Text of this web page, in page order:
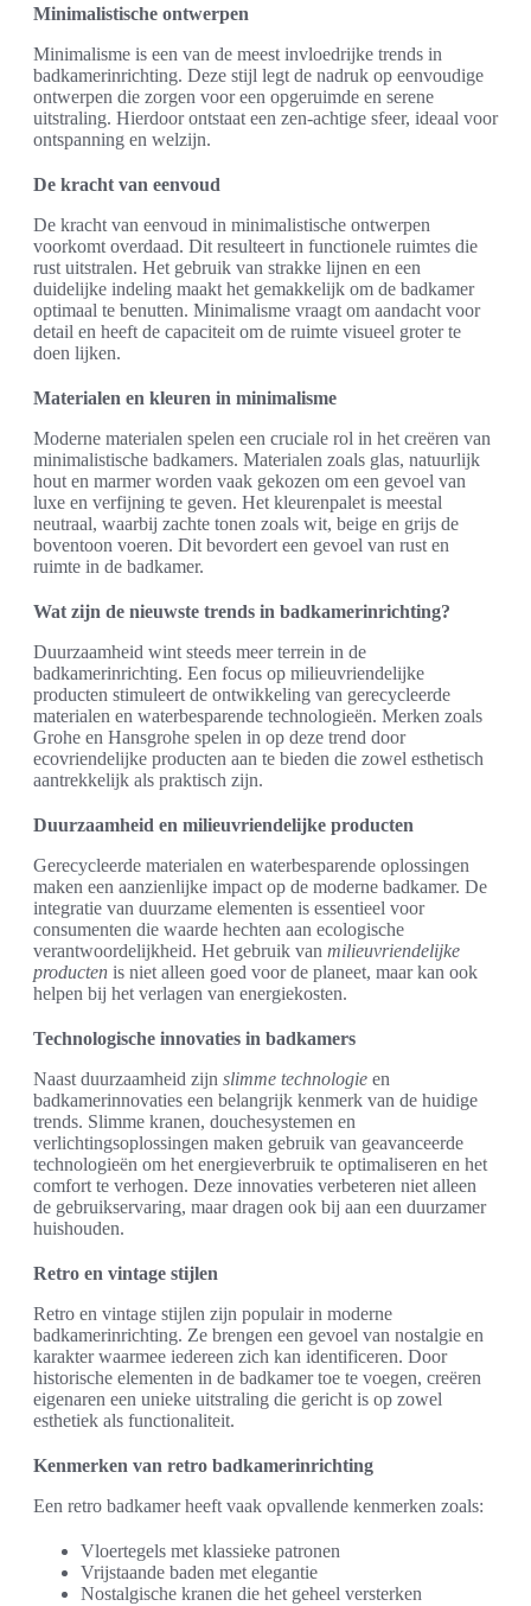
Minimalistische ontwerpen
Minimalisme is een van de meest invloedrijke trends in
badkamerinrichting. Deze stijl legt de nadruk op eenvoudige
ontwerpen die zorgen voor een opgeruimde en serene
uitstraling. Hierdoor ontstaat een zen-achtige sfeer, ideaal voor
ontspanning en welzijn.
De kracht van eenvoud
De kracht van eenvoud in minimalistische ontwerpen
voorkomt overdaad. Dit resulteert in functionele ruimtes die
rust uitstralen. Het gebruik van strakke lijnen en een
duidelijke indeling maakt het gemakkelijk om de badkamer
optimaal te benutten. Minimalisme vraagt om aandacht voor
detail en heeft de capaciteit om de ruimte visueel groter te
doen lijken.
Materialen en kleuren in minimalisme
Moderne materialen spelen een cruciale rol in het creëren van
minimalistische badkamers. Materialen zoals glas, natuurlijk
hout en marmer worden vaak gekozen om een gevoel van
luxe en verfijning te geven. Het kleurenpalet is meestal
neutraal, waarbij zachte tonen zoals wit, beige en grijs de
boventoon voeren. Dit bevordert een gevoel van rust en
ruimte in de badkamer.
Wat zijn de nieuwste trends in badkamerinrichting?
Duurzaamheid wint steeds meer terrein in de
badkamerinrichting. Een focus op milieuvriendelijke
producten stimuleert de ontwikkeling van gerecycleerde
materialen en waterbesparende technologieën. Merken zoals
Grohe en Hansgrohe spelen in op deze trend door
ecovriendelijke producten aan te bieden die zowel esthetisch
aantrekkelijk als praktisch zijn.
Duurzaamheid en milieuvriendelijke producten
Gerecycleerde materialen en waterbesparende oplossingen
maken een aanzienlijke impact op de moderne badkamer. De
integratie van duurzame elementen is essentieel voor
consumenten die waarde hechten aan ecologische
verantwoordelijkheid. Het gebruik van milieuvriendelijke
producten is niet alleen goed voor de planeet, maar kan ook
helpen bij het verlagen van energiekosten.
Technologische innovaties in badkamers
Naast duurzaamheid zijn slimme technologie en
badkamerinnovaties een belangrijk kenmerk van de huidige
trends. Slimme kranen, douchesystemen en
verlichtingsoplossingen maken gebruik van geavanceerde
technologieën om het energieverbruik te optimaliseren en het
comfort te verhogen. Deze innovaties verbeteren niet alleen
de gebruikservaring, maar dragen ook bij aan een duurzamer
huishouden.
Retro en vintage stijlen
Retro en vintage stijlen zijn populair in moderne
badkamerinrichting. Ze brengen een gevoel van nostalgie en
karakter waarmee iedereen zich kan identificeren. Door
historische elementen in de badkamer toe te voegen, creëren
eigenaren een unieke uitstraling die gericht is op zowel
esthetiek als functionaliteit.
Kenmerken van retro badkamerinrichting
Een retro badkamer heeft vaak opvallende kenmerken zoals:
Vloertegels met klassieke patronen
Vrijstaande baden met elegantie
Nostalgische kranen die het geheel versterken